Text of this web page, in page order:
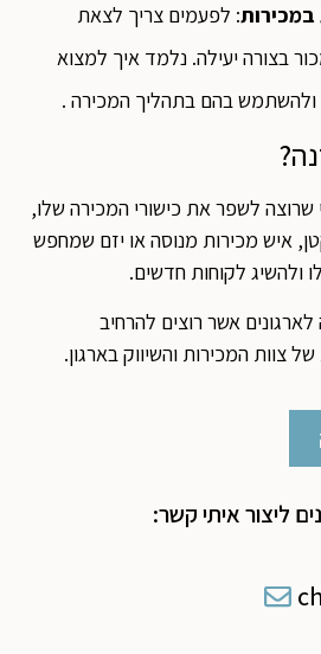
במכירות: לפעמים צריך לצאת
בצורה יעילה. נלמד איך למצוא
ולהשתמש בהם בתהליך המכירה .
לשפר את כישורי המכירה שלו,
איש מכירות מנוסה או יזם שמחפש
ולהשיג לקוחות חדשים.
אשר רוצים להרחיב
צוות המכירות והשיווק בארגון.
ליצור איתי קשר: